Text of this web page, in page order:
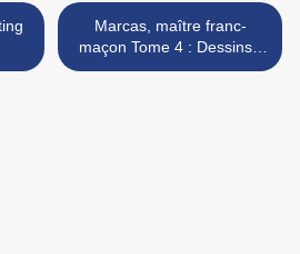
Marcas, maître franc-
maçon Tome 4 : Dessins :
Éric Albert >